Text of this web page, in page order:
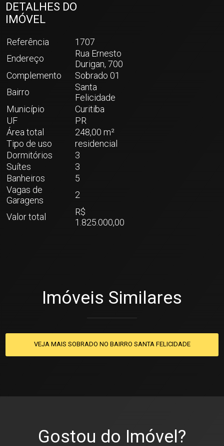
DETALHES DO
IMÓVEL
Referência
1707
Endereço
Rua Ernesto
Durigan, 700
Complemento
Sobrado 01
Bairro
Santa
Felicidade
Município
Curitiba
UF
PR
Área total
248,00 m²
Tipo de uso
residencial
Dormitórios
3
Suítes
3
Banheiros
5
Vagas de
Garagens
2
Valor total
R$
1.825.000,00
Imóveis Similares
VEJA MAIS SOBRADO NO BAIRRO SANTA FELICIDADE
Gostou do Imóvel?